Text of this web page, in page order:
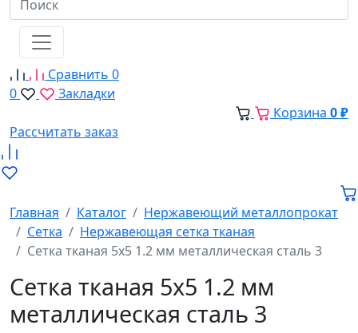
Сравнить 0
0
Закладки
Корзина 0 ₽
Рассчитать заказ
Главная Каталог
Нержавеющий металлопрокат
Сетка
Нержавеющая сетка тканая
Сетка тканая 5х5 1.2 мм металлическая сталь 3
Сетка тканая 5х5 1.2 мм
металлическая сталь 3